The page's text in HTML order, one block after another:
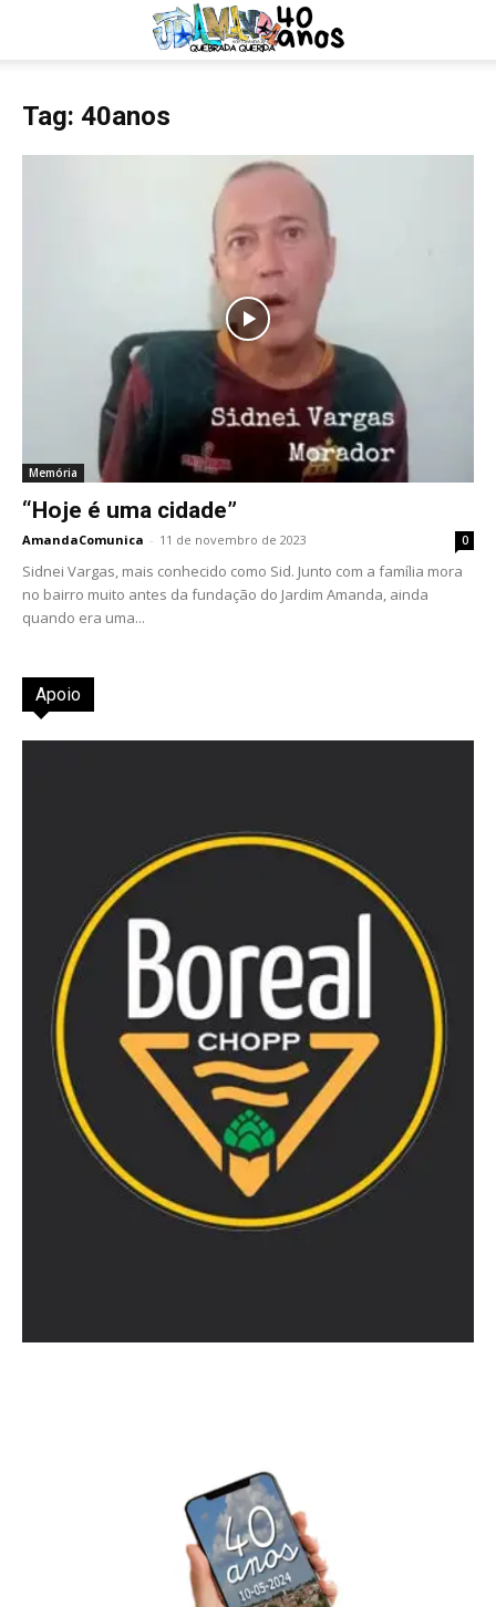
Tag: 40anos
Memória
“Hoje é uma cidade”
AmandaComunica - 11 de novembro de 2023 0
Sidnei Vargas, mais conhecido como Sid. Junto com a família mora
no bairro muito antes da fundação do Jardim Amanda, ainda
quando era uma...
Apoio